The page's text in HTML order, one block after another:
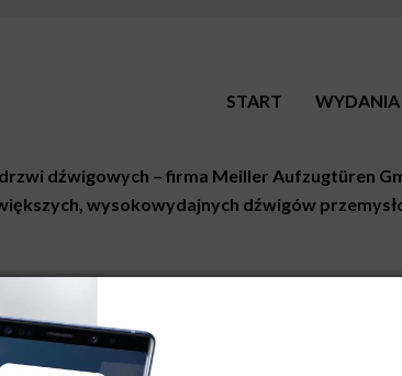
START WYDANIA
dźwigowych – firma Meiller Aufzugtüren
wysokowydajnych dźwigów
od 2400 do 8000 mm - 8m! – w wersji
maksymalna wysokość drzwi może wynosić do
do pracy w trudnych warunkach